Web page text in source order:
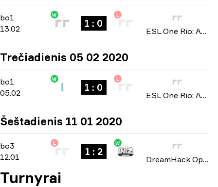
bo1 North America Open Qualifier 4
13.02
W
1 : 0
L
ESL One Rio: Americas Minor Championship 2020
Trečiadienis 05 02 2020
bo1 North America Open Qualifier 2
05.02
W
1 : 0
L
ESL One Rio: Americas Minor Championship 2020
Šeštadienis 11 01 2020
bo3 North American Open Qualifier-
12.01
L
1 : 2
W
DreamHack Open: Leipzig 2020
Turnyrai